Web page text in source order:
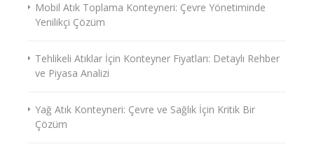
Mobil Atık Toplama Konteyneri: Çevre Yönetiminde
Yenilikçi Çözüm
Tehlikeli Atıklar İçin Konteyner Fiyatları: Detaylı Rehber
ve Piyasa Analizi
Yağ Atık Konteyneri: Çevre ve Sağlık İçin Kritik Bir
Çözüm